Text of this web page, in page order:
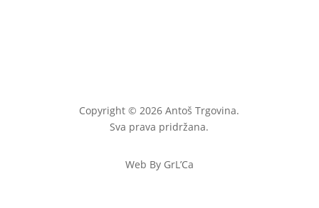
Copyright © 2026 Antoš Trgovina.
Sva prava pridržana.
Web By GrL’Ca